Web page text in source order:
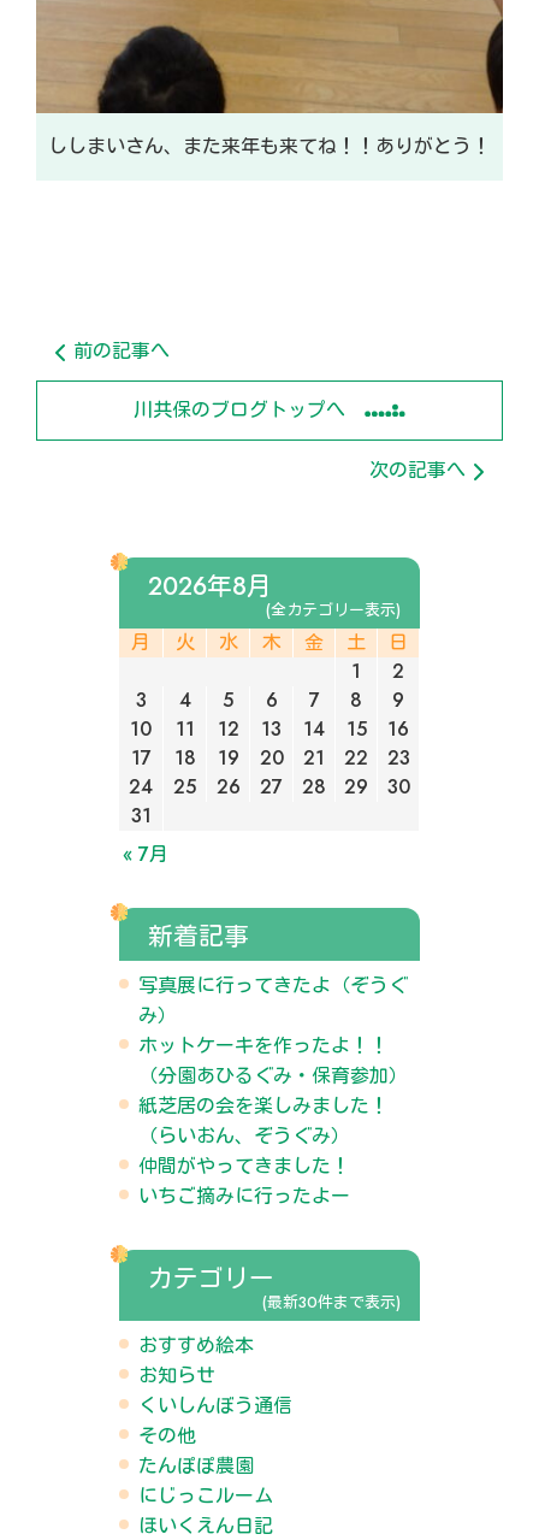
ししまいさん、また来年も来てね！！ありがとう！
前の記事へ
川共保のブログトップへ
次の記事へ
2026年8月
(全カテゴリー表示)
月 火 水 木 金 土 日
« 7月
1
2
3
4 5 6 7 8
9
10
11 12 13 14 15
16
17
18 19 20 21 22
23
24
25 26 27 28 29
30
31
新着記事
写真展に行ってきたよ（ぞうぐ
み）
ホットケーキを作ったよ！！
（分園あひるぐみ・保育参加）
紙芝居の会を楽しみました！
（らいおん、ぞうぐみ）
仲間がやってきました！
いちご摘みに行ったよー
カテゴリー
(最新30件まで表示)
おすすめ絵本
お知らせ
くいしんぼう通信
その他
たんぽぽ農園
にじっこルーム
ほいくえん日記